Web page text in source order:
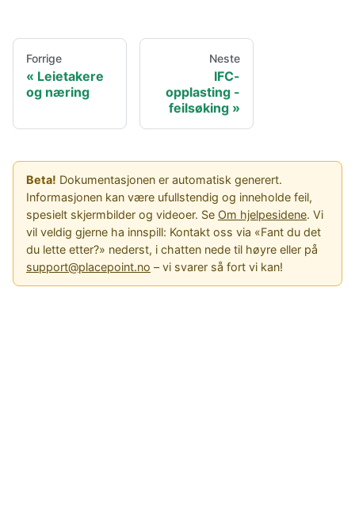
Forrige
Leietakere
og næring
Neste
IFC-
opplasting -
feilsøking
Beta! Dokumentasjonen er automatisk generert.
Informasjonen kan være ufullstendig og inneholde feil,
spesielt skjermbilder og videoer. Se Om hjelpesidene. Vi
vil veldig gjerne ha innspill: Kontakt oss via «Fant du det
du lette etter?» nederst, i chatten nede til høyre eller på
support@placepoint.no – vi svarer så fort vi kan!